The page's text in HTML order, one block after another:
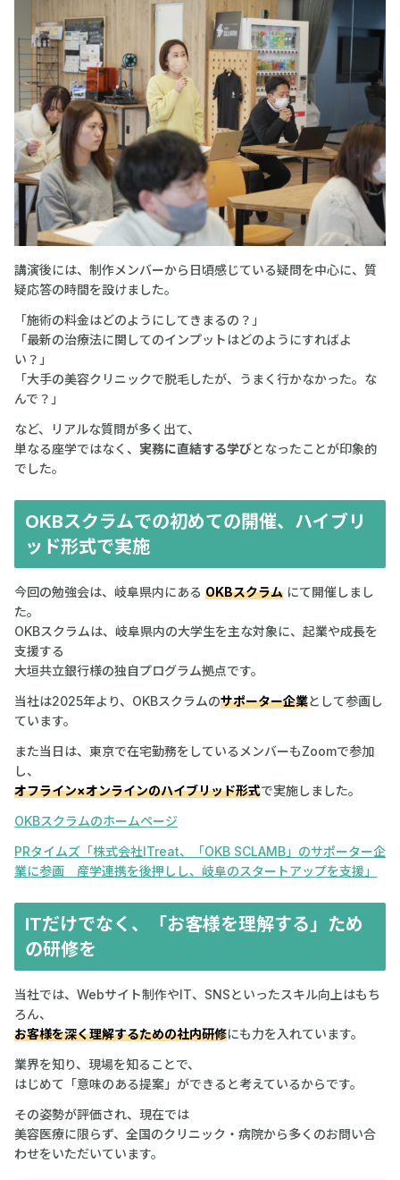
講演後には、制作メンバーから日頃感じている疑問を中心に、質
疑応答の時間を設けました。
「施術の料金はどのようにしてきまるの？」
「最新の治療法に関してのインプットはどのようにすればよ
い？」
「大手の美容クリニックで脱毛したが、うまく行かなかった。な
んで？」
など、リアルな質問が多く出て、
単なる座学ではなく、 実務に直結する学びとなったことが印象的
でした。
OKBスクラムでの初めての開催、ハイブリ
ッド形式で実施
今回の勉強会は、岐阜県内にある OKBスクラム にて開催しまし
た。
OKBスクラムは、岐阜県内の大学生を主な対象に、起業や成長を
支援する
大垣共立銀行様の独自プログラム拠点です。
当社は2025年より、OKBスクラムのサポーター企業として参画し
ています。
また当日は、東京で在宅勤務をしているメンバーもZoomで参加
し、
オフライン×オンラインのハイブリッド形式で実施しました。
OKBスクラムのホームページ
PRタイムズ「株式会社ITreat、「OKB SCLAMB」のサポーター企
業に参画 産学連携を後押しし、岐阜のスタートアップを支援」
ITだけでなく、「お客様を理解する」ため
の研修を
当社では、Webサイト制作やIT、SNSといったスキル向上はもち
ろん、
お客様を深く理解するための社内研修にも力を入れています。
業界を知り、現場を知ることで、
はじめて「意味のある提案」ができると考えているからです。
その姿勢が評価され、現在では
美容医療に限らず、全国のクリニック・病院から多くのお問い合
わせをいただいています。